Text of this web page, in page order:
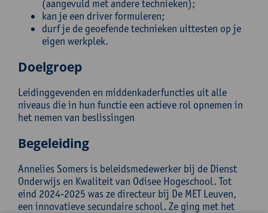
(aangevuld met andere technieken);
kan je een driver formuleren;
durf je de geoefende technieken uittesten op je
eigen werkplek.
Doelgroep
Leidinggevenden en middenkaderfuncties uit alle
niveaus die in hun functie een actieve rol opnemen in
het nemen van beslissingen
Begeleiding
Annelies Somers is beleidsmedewerker bij de Dienst
Onderwijs en Kwaliteit van Odisee Hogeschool. Tot
eind 2024-2025 was ze directeur bij De MET Leuven,
een innovatieve secundaire school. Ze ging met het